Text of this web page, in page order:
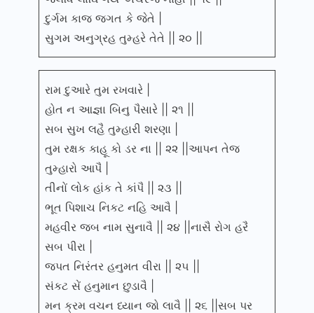
દુર્ગમ કાજ જગત કે જેતે |
સુગમ અનુગ્રહ તુમ્હરે તેતે || ૨૦ ||
રામ દુઆરે તુમ રખવારે |
હોત ન આજ્ઞા બિનુ પૈસારે || ૨૧ ||
સબ સુખ લહૈ તુમ્હારી શરણા |
તુમ રક્ષક કાહૂ કો ડર ના || ૨૨ ||આપન તેજ
તુમ્હારો આપૈ |
તીનોં લોક હાંક તે કાંપૈ || ૨૩ ||
ભૂત પિશાચ નિકટ નહિ આવૈ |
મહવીર જબ નામ સુનાવૈ || ૨૪ ||નાસૈ રોગ હરૈ
સબ પીરા |
જપત નિરંતર હનુમત વીરા || ૨૫ ||
સંકટ સેં હનુમાન છુડાવૈ |
મન ક્રમ વચન ધ્યાન જો લાવૈ || ૨૬ ||સબ પર